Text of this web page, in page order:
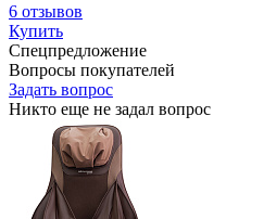
6 отзывов
Купить
Спецпредложение
Вопросы покупателей
Задать вопрос
Никто еще не задал вопрос